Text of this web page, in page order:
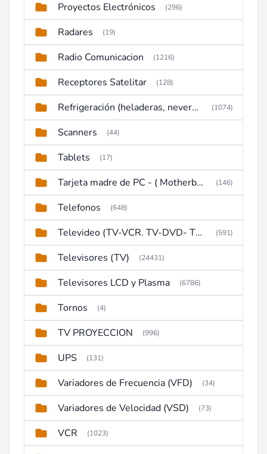
Proyectos Electrónicos (296)
Radares (19)
Radio Comunicacion (1216)
Receptores Satelitar (128)
Refrigeración (heladeras, neveras, congeladores) (1074)
Scanners (44)
Tablets (17)
Tarjeta madre de PC - ( Motherboard ) (146)
Telefonos (648)
Televideo (TV-VCR. TV-DVD- TV-DVD-VCR) (591)
Televisores (TV) (24431)
Televisores LCD y Plasma (6786)
Tornos (4)
TV PROYECCION (996)
UPS (131)
Variadores de Frecuencia (VFD) (34)
Variadores de Velocidad (VSD) (73)
VCR (1023)